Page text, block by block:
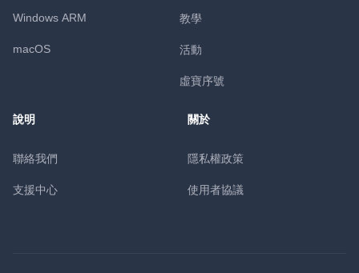
Windows ARM
macOS
教學
活動
虛寶序號
說明
聯絡我們
支援中心
關於
隱私權政策
使用者協議